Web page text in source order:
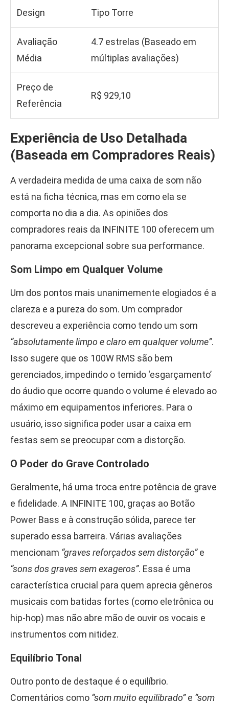
Design Tipo Torre
Avaliação
Média
4.7 estrelas (Baseado em
múltiplas avaliações)
Preço de
Referência
R$ 929,10
Experiência de Uso Detalhada
(Baseada em Compradores Reais)
A verdadeira medida de uma caixa de som não
está na ficha técnica, mas em como ela se
comporta no dia a dia. As opiniões dos
compradores reais da INFINITE 100 oferecem um
panorama excepcional sobre sua performance.
Som Limpo em Qualquer Volume
Um dos pontos mais unanimemente elogiados é a
clareza e a pureza do som. Um comprador
descreveu a experiência como tendo um som
“absolutamente limpo e claro em qualquer volume”.
Isso sugere que os 100W RMS são bem
gerenciados, impedindo o temido ‘esgarçamento’
do áudio que ocorre quando o volume é elevado ao
máximo em equipamentos inferiores. Para o
usuário, isso significa poder usar a caixa em
festas sem se preocupar com a distorção.
O Poder do Grave Controlado
Geralmente, há uma troca entre potência de grave
e fidelidade. A INFINITE 100, graças ao Botão
Power Bass e à construção sólida, parece ter
superado essa barreira. Várias avaliações
mencionam “graves reforçados sem distorção”e
“sons dos graves sem exageros”. Essa é uma
característica crucial para quem aprecia gêneros
musicais com batidas fortes (como eletrônica ou
hip-hop) mas não abre mão de ouvir os vocais e
instrumentos com nitidez.
Equilíbrio Tonal
Outro ponto de destaque é o equilíbrio.
Comentários como “som muito equilibrado”e “som